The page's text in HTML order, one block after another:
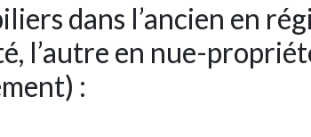
dans l’ancien en
l’autre en nue-
: